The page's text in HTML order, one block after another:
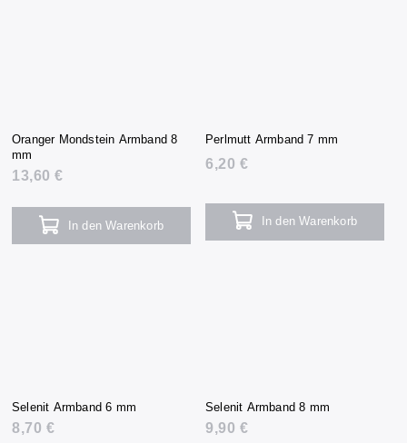
Oranger Mondstein Armband 8
mm
13,60 €
In den Warenkorb
Perlmutt Armband 7 mm
6,20 €
In den Warenkorb
Selenit Armband 6 mm
8,70 €
Selenit Armband 8 mm
9,90 €